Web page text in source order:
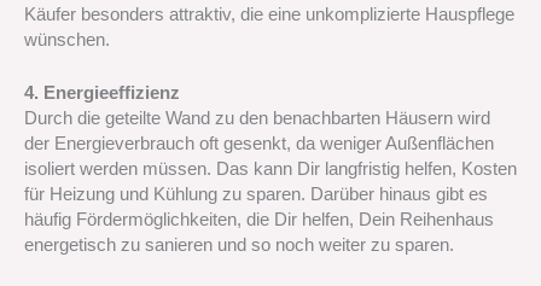
Käufer besonders attraktiv, die eine unkomplizierte Hauspflege
wünschen.
4. Energieeffizienz
Durch die geteilte Wand zu den benachbarten Häusern wird
der Energieverbrauch oft gesenkt, da weniger Außenflächen
isoliert werden müssen. Das kann Dir langfristig helfen, Kosten
für Heizung und Kühlung zu sparen. Darüber hinaus gibt es
häufig Fördermöglichkeiten, die Dir helfen, Dein Reihenhaus
energetisch zu sanieren und so noch weiter zu sparen.